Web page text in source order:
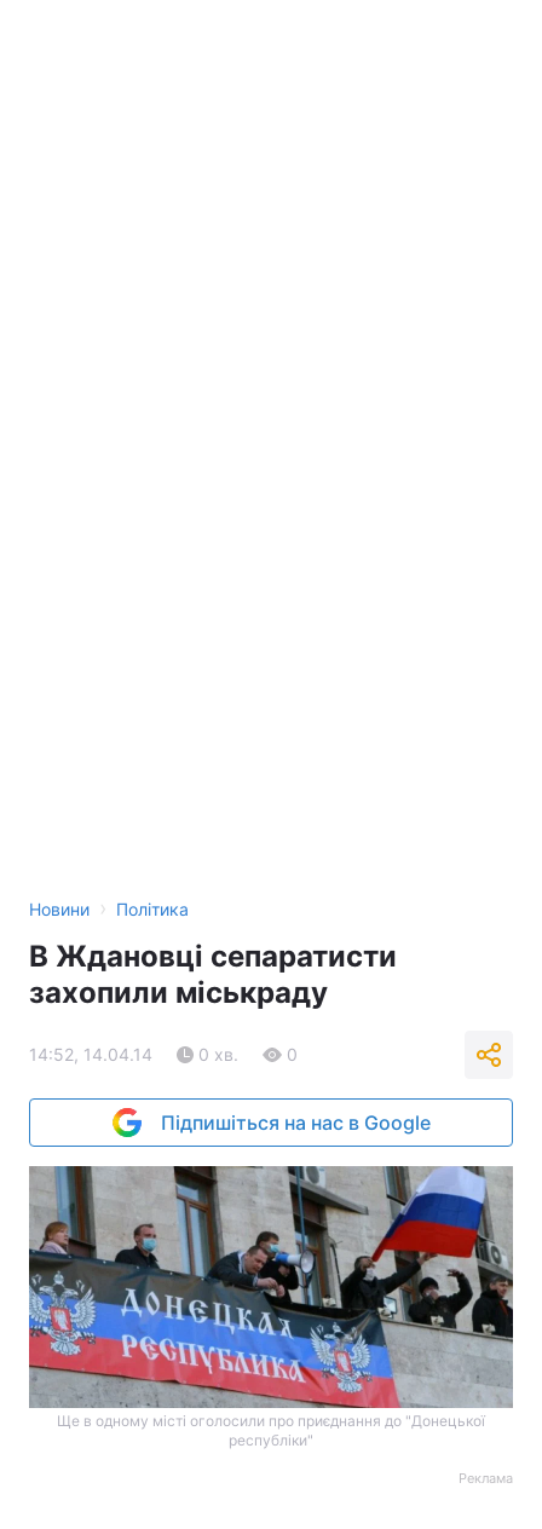
Новини › Політика
В Ждановці сепаратисти
захопили міськраду
14:52, 14.04.14 0 хв. 0
Підпишіться на нас в Google
Ще в одному місті оголосили про приєднання до "Донецької
республіки"
Реклама